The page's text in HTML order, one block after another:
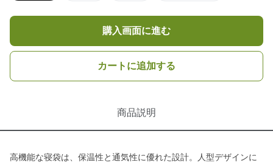
購入画面に進む
カートに追加する
商品説明
高機能な寝袋は、保温性と通気性に優れた設計。人型デザインに